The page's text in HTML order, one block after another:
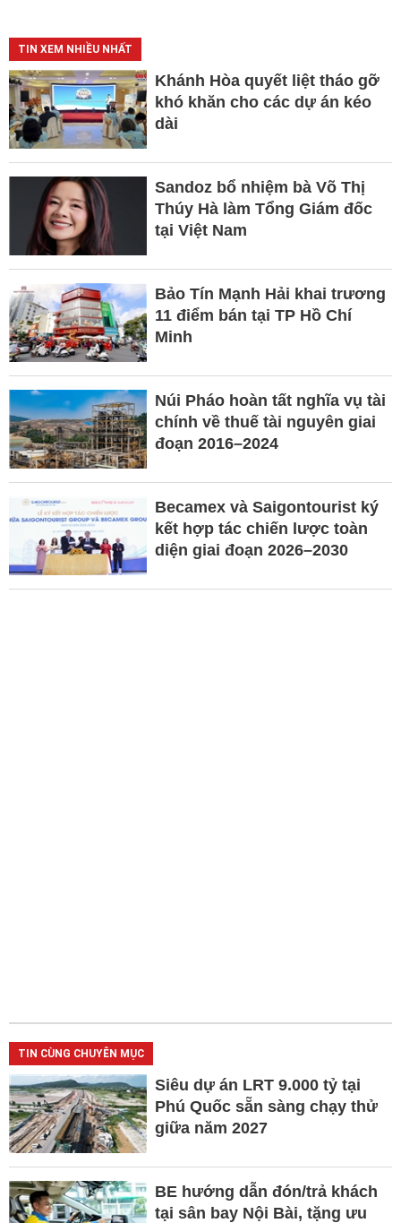
TIN XEM NHIỀU NHẤT
Khánh Hòa quyết liệt tháo gỡ
khó khăn cho các dự án kéo
dài
Sandoz bổ nhiệm bà Võ Thị
Thúy Hà làm Tổng Giám đốc
tại Việt Nam
Bảo Tín Mạnh Hải khai trương
11 điểm bán tại TP Hồ Chí
Minh
Núi Pháo hoàn tất nghĩa vụ tài
chính về thuế tài nguyên giai
đoạn 2016–2024
Becamex và Saigontourist ký
kết hợp tác chiến lược toàn
diện giai đoạn 2026–2030
TIN CÙNG CHUYÊN MỤC
Siêu dự án LRT 9.000 tỷ tại
Phú Quốc sẵn sàng chạy thử
giữa năm 2027
BE hướng dẫn đón/trả khách
tại sân bay Nội Bài, tặng ưu